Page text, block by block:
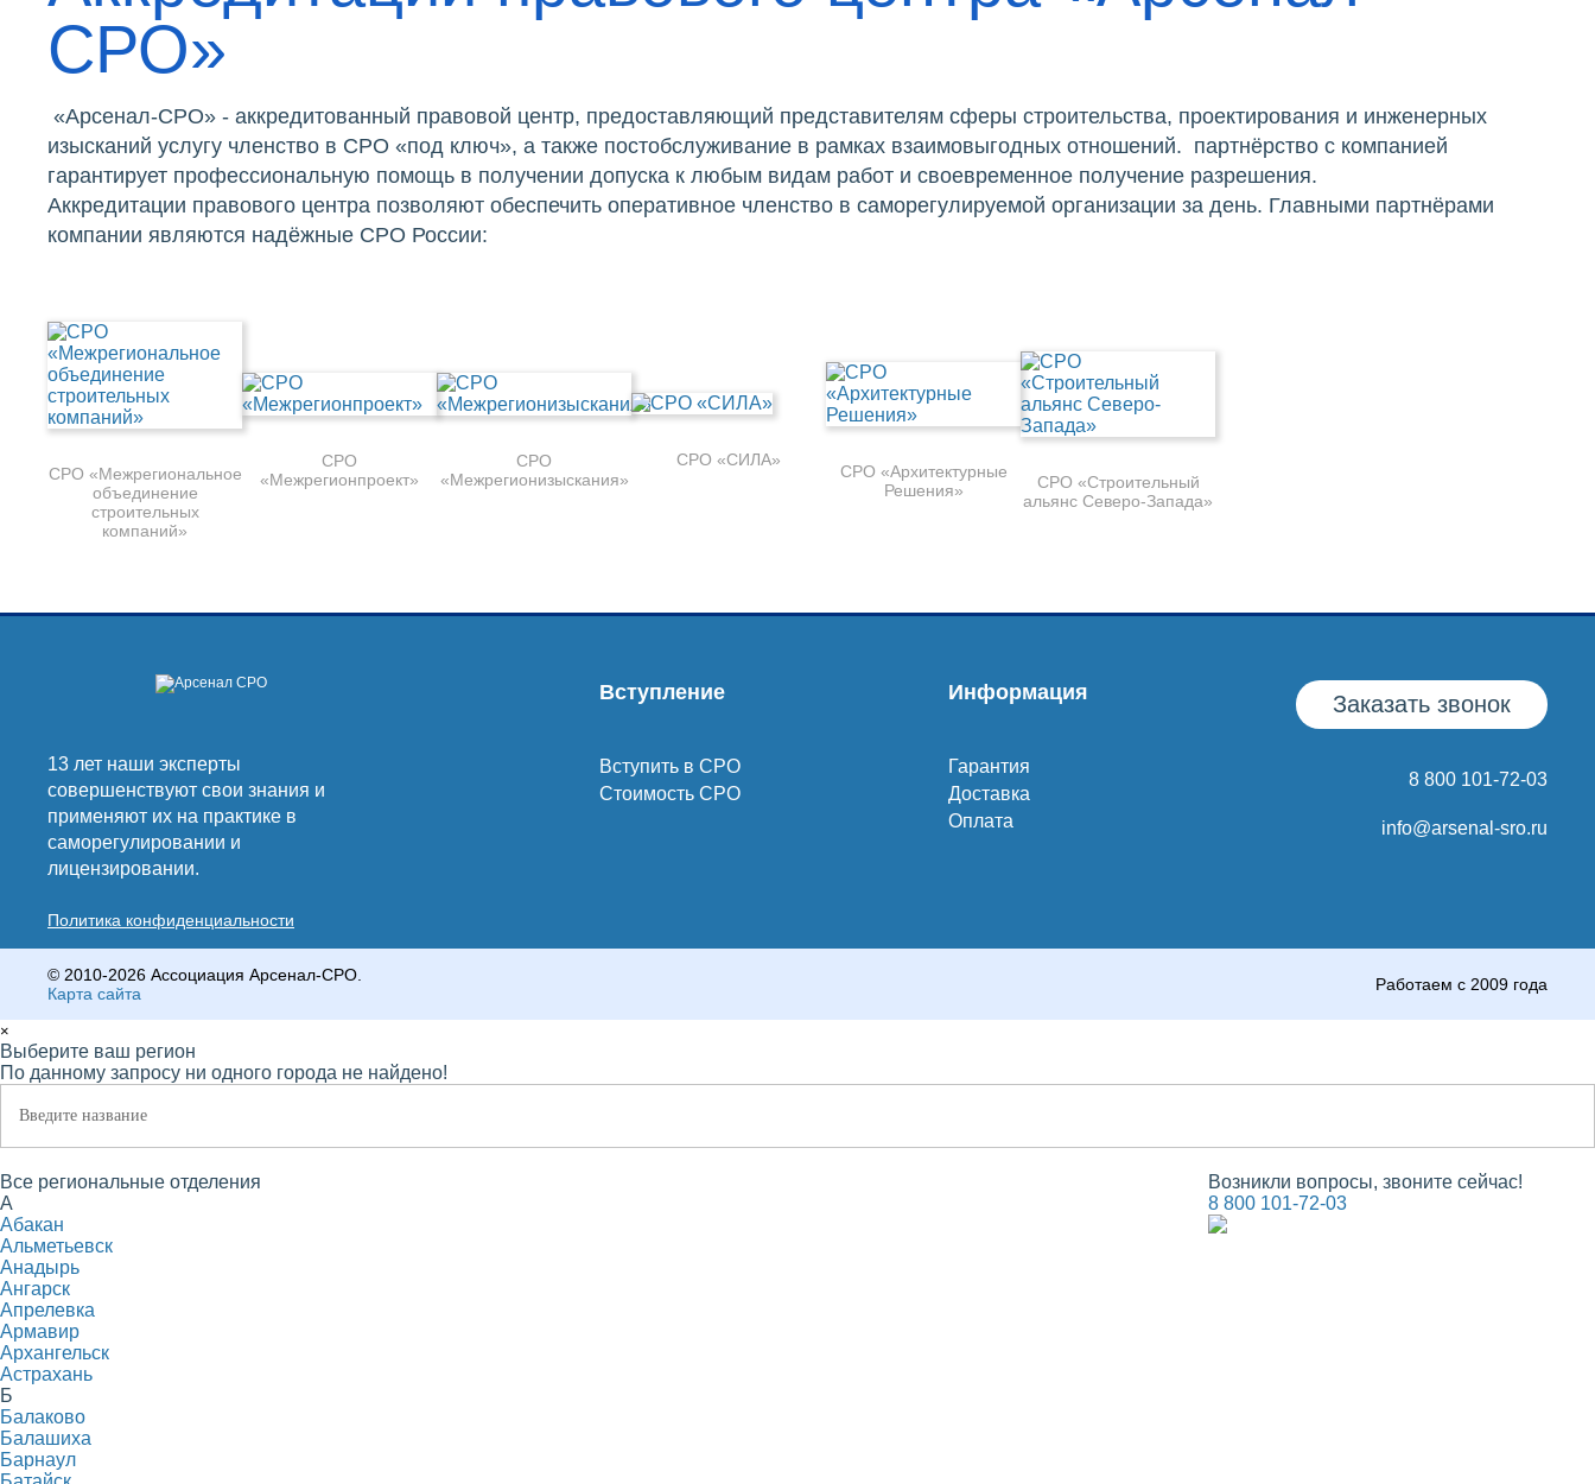
СРО»
«Арсенал-СРО» - аккредитованный правовой центр, предоставляющий представителям сферы строительства, проектирования и инженерных
изысканий услугу членство в СРО «под ключ», а также постобслуживание в рамках взаимовыгодных отношений. партнёрство с компанией
гарантирует профессиональную помощь в получении допуска к любым видам работ и своевременное получение разрешения.
Аккредитации правового центра позволяют обеспечить оперативное членство в саморегулируемой организации за день. Главными партнёрами
компании являются надёжные СРО России:
СРО «Межрегиональное
объединение
строительных
компаний»
СРО
«Межрегионпроект»
СРО
«Межрегионизыскания»
СРО «СИЛА»
СРО «Архитектурные
Решения»
СРО «Строительный
альянс Северо-Запада»
13 лет наши эксперты
совершенствуют свои знания и
применяют их на практике в
саморегулировании и
лицензировании.
Политика конфиденциальности
Вступление
Вступить в СРО
Стоимость СРО
Информация
Гарантия
Доставка
Оплата
Заказать звонок
8 800 101-72-03
info@arsenal-sro.ru
© 2010-2026 Ассоциация Арсенал-СРО.
Карта сайта
Работаем с 2009 года
×
Выберите ваш регион
По данному запросу ни одного города не найдено!
Возникли вопросы, звоните сейчас!
8 800 101-72-03
Все региональные отделения
А
Абакан
Альметьевск
Анадырь
Ангарск
Апрелевка
Армавир
Архангельск
Астрахань
Б
Балаково
Балашиха
Барнаул